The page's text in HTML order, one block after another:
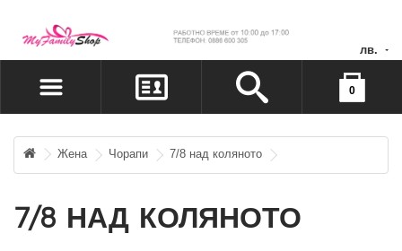
лв.
МОЯТ ПРОФИЛ
ЖЕЛАНИ ПРОДУКТИ(0)
ВХОД
0
Вашата количка е празна!
Жена Чорапи 7/8 над коляното
7/8 НАД КОЛЯНОТО